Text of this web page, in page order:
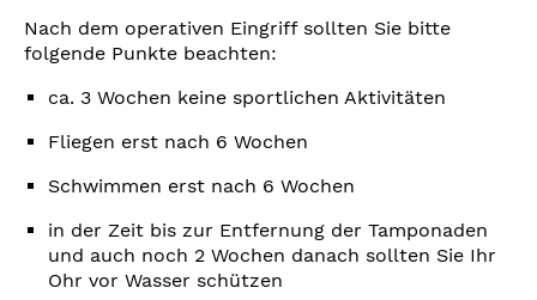
Nach dem operativen Eingriff sollten Sie bitte
folgende Punkte beachten:
ca. 3 Wochen keine sportlichen Aktivitäten
Fliegen erst nach 6 Wochen
Schwimmen erst nach 6 Wochen
in der Zeit bis zur Entfernung der Tamponaden
und auch noch 2 Wochen danach sollten Sie Ihr
Ohr vor Wasser schützen